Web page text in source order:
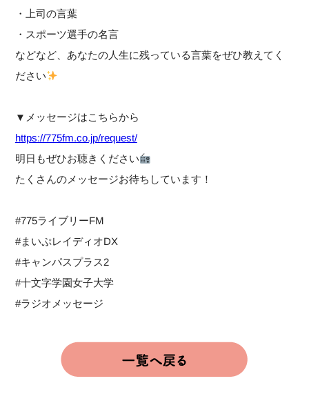
・上司の言葉
・スポーツ選手の名言
などなど、あなたの人生に残っている言葉をぜひ教えてく
ださい
▼メッセージはこちらから
https://775fm.co.jp/request/
明日もぜひお聴きください
たくさんのメッセージお待ちしています！
#775ライブリーFM
#まいぷレイディオDX
#キャンパスプラス2
#十文字学園女子大学
#ラジオメッセージ